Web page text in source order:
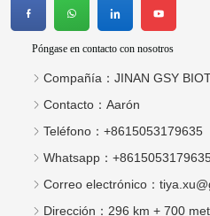
Póngase en contacto con nosotros
Compañía： JINAN GSY
Contacto： Aarón
Teléfono： +8615053179635
Whatsapp：
Correo electrónico：
Dirección： 296 km + 700